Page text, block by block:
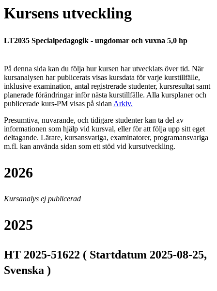
Kursens utveckling
LT2035 Specialpedagogik - ungdomar och vuxna 5,0 hp
På denna sida kan du följa hur kursen har utvecklats över tid. När
kursanalysen har publicerats visas kursdata för varje kurstillfälle,
inklusive examination, antal registrerade studenter, kursresultat samt
planerade förändringar inför nästa kurstillfälle. Alla kursplaner och
publicerade kurs-PM visas på sidan Arkiv.
Presumtiva, nuvarande, och tidigare studenter kan ta del av
informationen som hjälp vid kursval, eller för att följa upp sitt eget
deltagande. Lärare, kursansvariga, examinatorer, programansvariga
m.fl. kan använda sidan som ett stöd vid kursutveckling.
2026
Kursanalys ej publicerad
2025
HT 2025-51622 ( Startdatum 2025-08-25,
Svenska )